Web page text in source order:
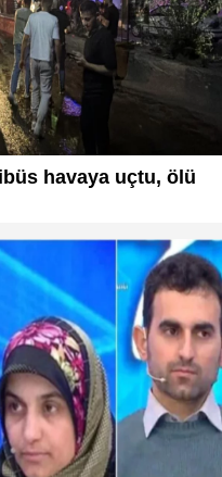
havaya uçtu, ölü